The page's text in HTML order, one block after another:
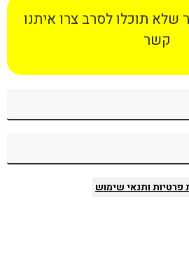
תוכלו לסרב צרו איתנו
קשר
פרטיותותנאי שימוש